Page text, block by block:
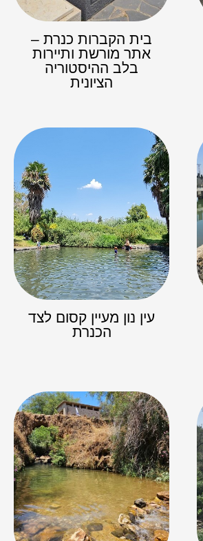
בית הקברות כנרת –
אתר מורשת ותיירות
בלב ההיסטוריה
הציונית
עין נון מעיין קסום לצד
הכנרת